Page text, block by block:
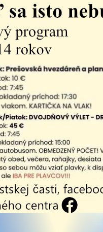
a manažmente
v platnosti od 1.
Krásna sú povinní
a drevín a v prípade
ktoré
druhov a to aj za
postup ich
nepriateľov,
nielen závažné
ale aj
následkov šírenia
na území
druhov rastlín